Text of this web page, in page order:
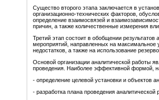
Существо второго этапа заключается в
организационно-технических факторов,
определение взаимосвязей и
причин, а также количественные измерения
Третий этап состоит в обобщении
мероприятий, направленных на максимальное
недостатков, а также на использование
Основой организации аналитической работы
проведения. Наиболее эффективной формой,
- определение целевой установки и объектов
- разработка плана проведения аналитической